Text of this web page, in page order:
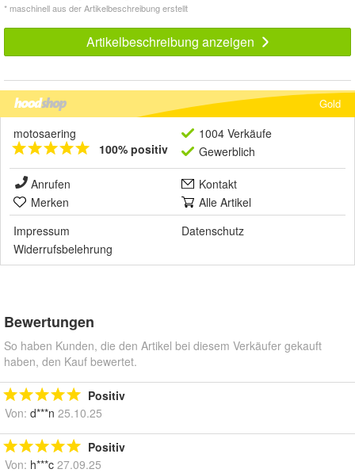
* maschinell aus der Artikelbeschreibung erstellt
Artikelbeschreibung anzeigen
Gold
motosaering
100% positiv
1004 Verkäufe
Gewerblich
Anrufen
Kontakt
Merken
Alle Artikel
Impressum
Datenschutz
Widerrufsbelehrung
Bewertungen
So haben Kunden, die den Artikel bei diesem Verkäufer gekauft
haben, den Kauf bewertet.
Positiv
Von: d***n 25.10.25
Positiv
Von: h***c 27.09.25